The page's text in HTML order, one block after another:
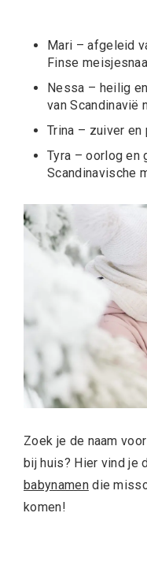
Mari – afgeleid
Finse
Nessa – heilig
van Scandinavië
Trina – zuiver en
Tyra – oorlog en
Scandinavische
Zoek je de naam
bij huis? Hier vind je
babynamendie
komen!